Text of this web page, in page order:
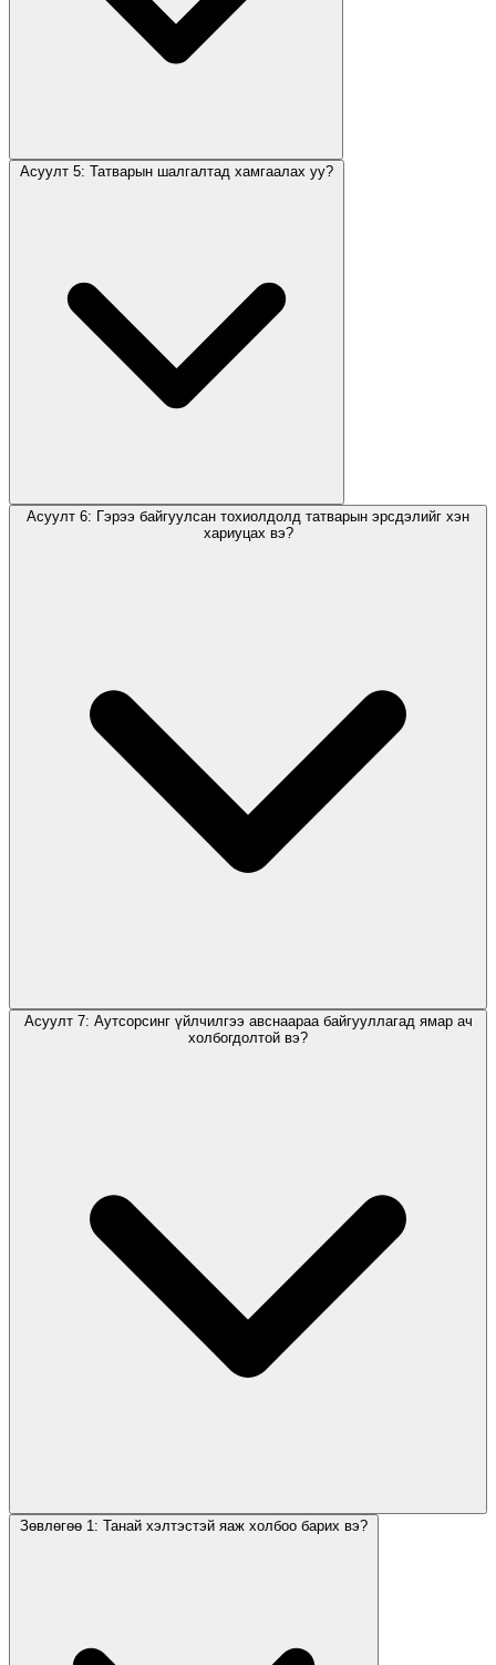
Асуулт 5: Татварын шалгалтад хамгаалах уу?
Асуулт 6: Гэрээ байгуулсан тохиолдолд татварын эрсдэлийг хэн
хариуцах вэ?
Асуулт 7: Аутсорсинг үйлчилгээ авснаараа байгууллагад ямар ач
холбогдолтой вэ?
Зөвлөгөө 1: Танай хэлтэстэй яаж холбоо барих вэ?